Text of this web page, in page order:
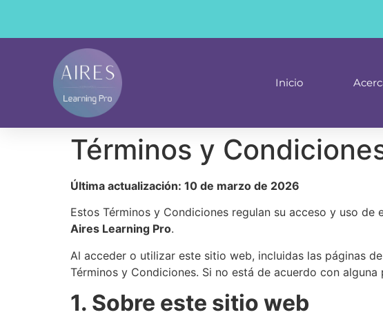
Inicio
Términos y
Última actualización: 10 de marzo de 2026
Estos Términos y Condiciones regulan su acceso y uso
Aires Learning Pro.
Al acceder o utilizar este sitio web, incluidas las páginas
Términos y Condiciones. Si no está de acuerdo con
1. Sobre este sitio web